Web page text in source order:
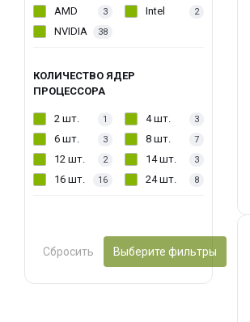
AMD 3 Intel 2
NVIDIA 38
КОЛИЧЕСТВО ЯДЕР
ПРОЦЕССОРА
2 шт. 1 4 шт. 3
6 шт. 3 8 шт. 7
12 шт. 2 14 шт. 3
16 шт. 16 24 шт. 8
Сбросить Выберите фильтры